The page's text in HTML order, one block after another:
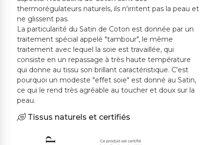
thermorégulateurs naturels, ils n'irritent pas la peau et
ne glissent pas.
La particularité du Satin de Coton est donnée par un
traitement spécial appelé "tambour", le même
traitement avec lequel la soie est travaillée, qui
consiste en un repassage à très haute température
qui donne au tissu son brillant caractéristique. C'est
pourquoi un modeste "effet soie" est donné au Satin,
ce qui le rend très agréable au toucher et doux sur la
peau.
Tissus naturels et certifiés